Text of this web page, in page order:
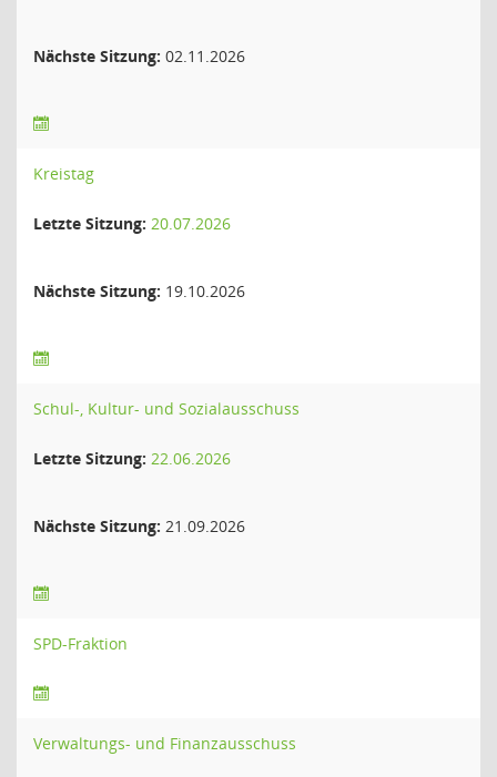
Nächste Sitzung: 02.11.2026
Kreistag
Letzte Sitzung: 20.07.2026
Nächste Sitzung: 19.10.2026
Schul-, Kultur- und Sozialausschuss
Letzte Sitzung: 22.06.2026
Nächste Sitzung: 21.09.2026
SPD-Fraktion
Verwaltungs- und Finanzausschuss